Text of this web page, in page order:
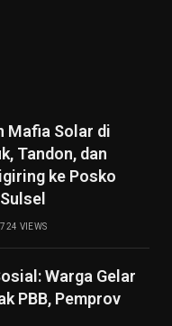
Mafia Solar di
Tandon, dan
ke Posko
VIEWS
Warga Gelar
PBB, Pemprov